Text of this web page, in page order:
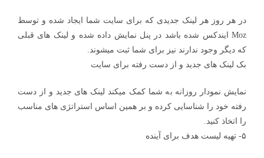
در هر روز هر لینک جدیدی که برای سایت شما ایجاد شده و توسط
Moz ایندکس شده باشد در پنل نمایش داده شده و لینک های قبلی
که دیگر وجود ندارند نیز برای شما ثبت میشوند.
بک لینک های جدید و از دست رفته برای سایت
نمایش نمودار روزانه به شما کمک میکند لینک های جدید و از دست
رفته خود را شناسایی کرده و بر همین اساس استراتژی های مناسب
را اتخاذ کنید.
۵- تهیه لیست هدف برای آینده